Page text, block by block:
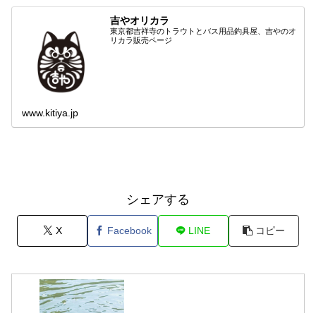
吉やオリカラ
東京都吉祥寺のトラウトとバス用品釣具屋、吉やのオ
リカラ販売ページ
www.kitiya.jp
シェアする
X Facebook LINE コピー